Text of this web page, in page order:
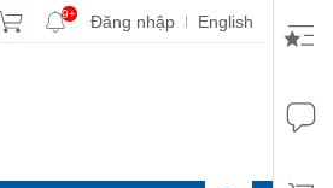
9+ Đăng nhập | English